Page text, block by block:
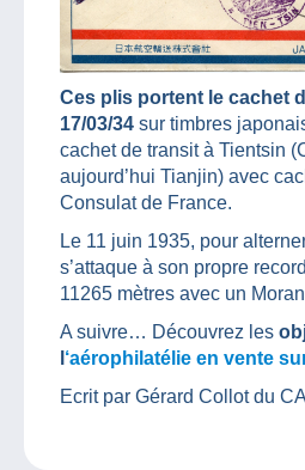
Ces plis portent le cachet
17/03/34 sur timbres
cachet de transit à Tientsin
aujourd’hui Tianjin) avec
Consulat de France.
Le 11 juin 1935, pour
s’attaque à son propre
11265 mètres avec un
A suivre… Découvrez les
‘aérophilatélie en vente
Ecrit par Gérard Collot du